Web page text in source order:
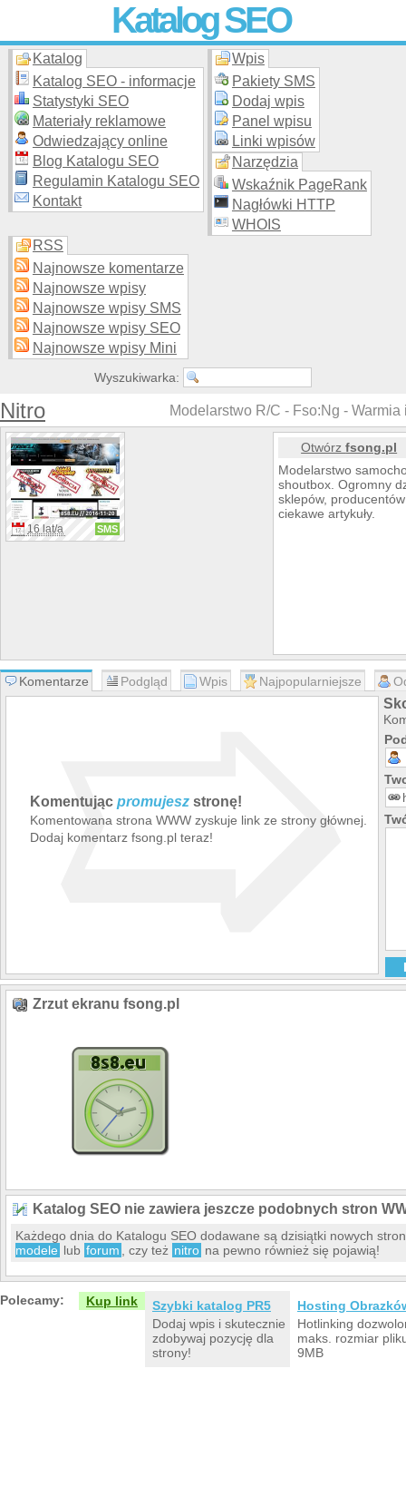
Katalog SEO
Skuteczna i promocja stron WWW –
moderowanego katalogu za darmo!
Katalog
Katalog SEO - informacje
Statystyki SEO
Materiały reklamowe
Odwiedzający online
Blog Katalogu SEO
Regulamin Katalogu SEO
Kontakt
Wpis
Pakiety SMS
Dodaj wpis
Panel wpisu
Linki wpisów
Narzędzia
Wskaźnik PageRank
Nagłówki HTTP
WHOIS
RSS
Najnowsze komentarze
Najnowsze wpisy
Najnowsze wpisy SMS
Najnowsze wpisy SEO
Najnowsze wpisy Mini
Wyszukiwarka:
Nitro Modelarstwo R/C - Fso:Ng - Warmia
16 lat/a SMS
Otwórzfsong.pl
Modelarstwo
shoutbox. Ogromny
sklepów,
ciekawe artykuły.
Komentarze Podgląd Wpis Najpopularniejsze
Komentując promujesz stronę!
Komentowana strona WWW zyskuje link ze strony głównej.
Dodaj komentarz fsong.pl teraz!
➯
Zrzut ekranu fsong.pl
Katalog SEO nie zawiera jeszcze podobnych stron
Każdego dnia do Katalogu SEO dodawane są dzisiątki nowych
modele lub forum , czy też nitro na pewno również się pojawią!
Polecamy: Kup link
Szybki katalog PR5
Dodaj wpis i skutecznie
zdobywaj pozycję dla
strony!
Hosting
Hotlinking
maks. rozmiar
9MB